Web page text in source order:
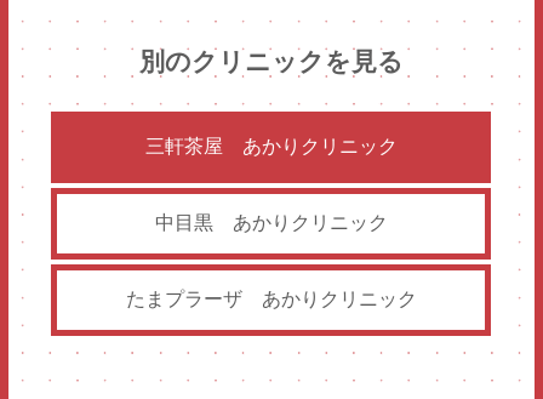
別のクリニックを見る
三軒茶屋 あかりクリニック
中目黒 あかりクリニック
たまプラーザ あかりクリニック